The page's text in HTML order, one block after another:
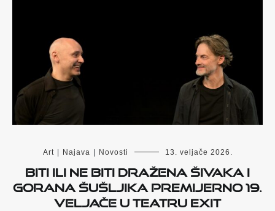
Art Najava Novosti 13. veljače 2026.
Biti ili ne biti Dražena Šivaka i
Gorana Šušljika premijerno 19.
veljače u Teatru Exit